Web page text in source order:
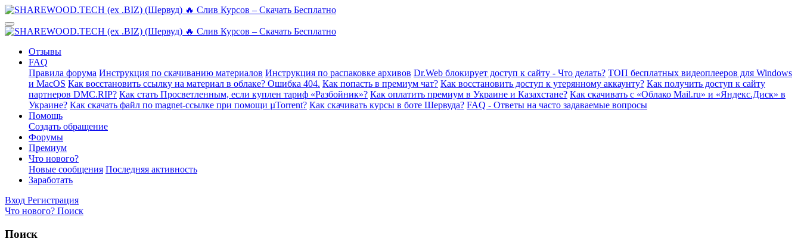
Отзывы
FAQ
Правила форума Инструкция по скачиванию материалов Инструкция по распаковке архивов Dr.Web блокирует доступ к сайту - Что делать? ТОП бесплатных видеоплееров для Windows
и MacOS Как восстановить ссылку на материал в облаке? Ошибка 404. Как попасть в премиум чат? Как восстановить доступ к утерянному аккаунту? Как получить доступ к сайту
партнеров DMC.RIP? Как стать Просветленным, если куплен тариф «Разбойник»? Как оплатить премиум в Украине и Казахстане? Как скачивать с «Облако Mail.ru» и «Яндекс.Диск» в
Украине? Как скачать файл по magnet-ссылке при помощи µTorrent? Как скачивать курсы в боте Шервуда? FAQ - Ответы на часто задаваемые вопросы
Помощь
Создать обращение
Форумы
Премиум
Что нового?
Новые сообщения Последняя активность
Заработать
Вход Регистрация
Что нового? Поиск
Поиск